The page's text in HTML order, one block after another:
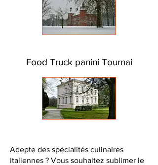
Food Truck panini Tournai
Adepte des spécialités culinaires
italiennes ? Vous souhaitez sublimer le